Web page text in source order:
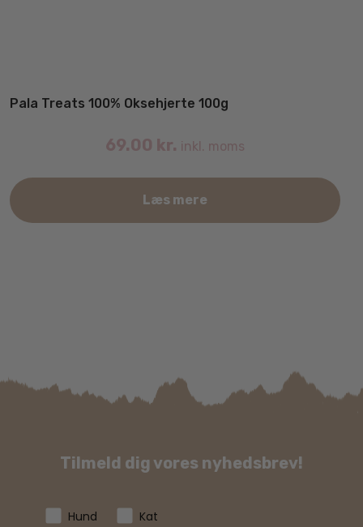
Pala Treats 100% Oksehjerte 100g
69.00 kr. inkl. moms
Læs mere
Tilmeld dig vores nyhedsbrev!
Hund
Kat